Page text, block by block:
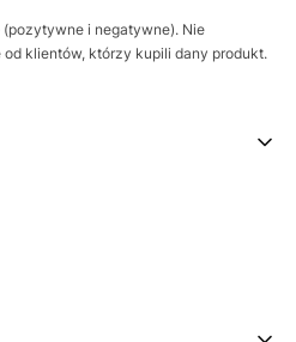
i negatywne). Nie
klientów, którzy kupili dany produkt.